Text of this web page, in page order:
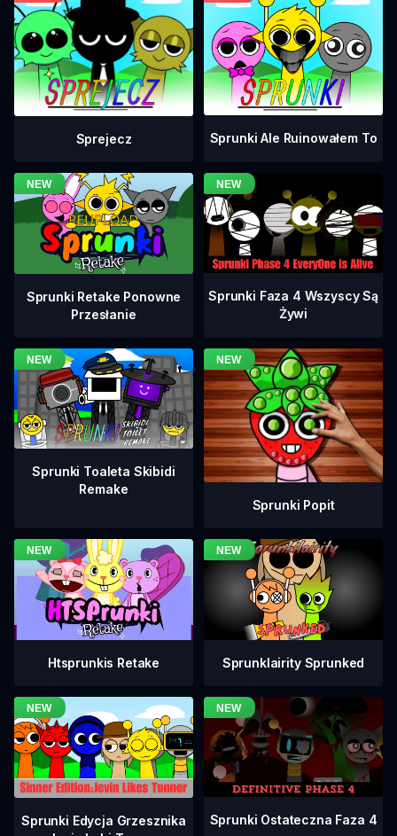
Sprejecz Sprunki Ale Ruinowałem To
Sprunki Retake Ponowne
Przesłanie
Sprunki Faza 4 Wszyscy Są
Żywi
Sprunki Toaleta Skibidi
Remake
Sprunki Popit
Htsprunkis Retake Sprunklairity Sprunked
Sprunki Edycja Grzesznika
Sprunki Ostateczna Faza 4